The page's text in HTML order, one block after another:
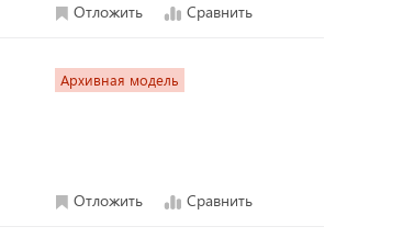
Отложить Сравнить
Архивная модель
Отложить Сравнить